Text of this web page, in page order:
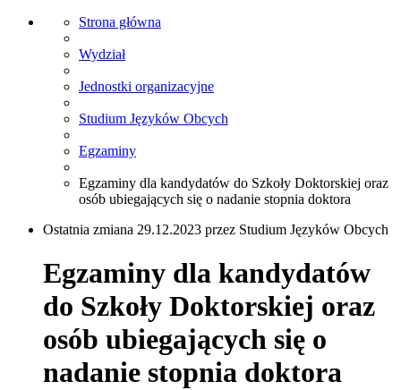
Strona główna
Wydział
Jednostki organizacyjne
Studium Języków Obcych
Egzaminy
Egzaminy dla kandydatów do Szkoły Doktorskiej oraz
osób ubiegających się o nadanie stopnia doktora
Ostatnia zmiana 29.12.2023 przez Studium Języków Obcych
Egzaminy dla kandydatów
do Szkoły Doktorskiej oraz
osób ubiegających się o
nadanie stopnia doktora